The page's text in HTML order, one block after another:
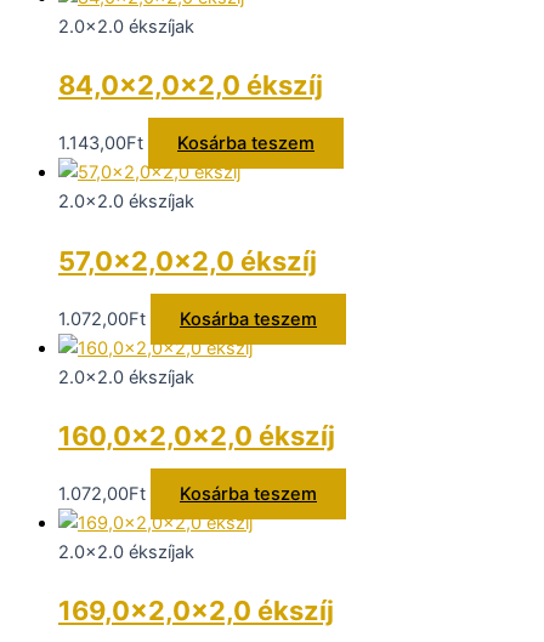
2.0x2.0 ékszíjak
84,0×2,0×2,0 ékszíj
1.143,00Ft Kosárba teszem
2.0x2.0 ékszíjak
57,0×2,0×2,0 ékszíj
1.072,00Ft Kosárba teszem
2.0x2.0 ékszíjak
160,0×2,0×2,0 ékszíj
1.072,00Ft Kosárba teszem
2.0x2.0 ékszíjak
169,0×2,0×2,0 ékszíj